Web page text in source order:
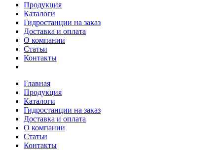
Продукция
Каталоги
Гидростанции на заказ
Доставка и оплата
О компании
Статьи
Контакты
Главная
Продукция
Каталоги
Гидростанции на заказ
Доставка и оплата
О компании
Статьи
Контакты